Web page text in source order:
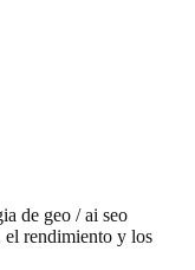
de geo / ai seo
el rendimiento y los